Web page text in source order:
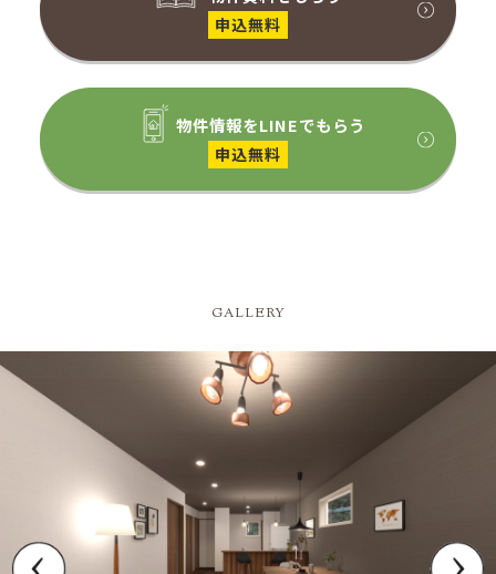
申込無料
物件情報をLINEでもらう
申込無料